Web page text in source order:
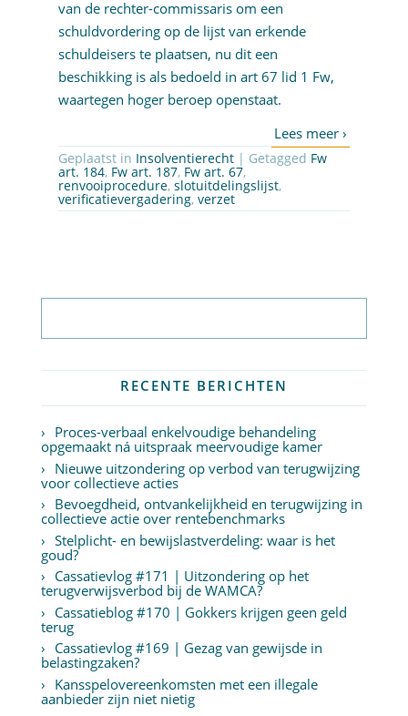
van de rechter-commissaris om een
schuldvordering op de lijst van erkende
schuldeisers te plaatsen, nu dit een
beschikking is als bedoeld in art 67 lid 1 Fw,
waartegen hoger beroep openstaat.
Geplaatst in Insolventierecht | Getagged Fw
art. 184, Fw art. 187, Fw art. 67,
renvooiprocedure, slotuitdelingslijst,
verificatievergadering, verzet
RECENTE BERICHTEN
Proces-verbaal enkelvoudige behandeling
opgemaakt ná uitspraak meervoudige kamer
Nieuwe uitzondering op verbod van terugwijzing
voor collectieve acties
Bevoegdheid, ontvankelijkheid en terugwijzing in
collectieve actie over rentebenchmarks
Stelplicht- en bewijslastverdeling: waar is het
goud?
Cassatievlog #171 | Uitzondering op het
terugverwijsverbod bij de WAMCA?
Cassatieblog #170 | Gokkers krijgen geen geld
terug
Cassatievlog #169 | Gezag van gewijsde in
belastingzaken?
Kansspelovereenkomsten met een illegale
aanbieder zijn niet nietig